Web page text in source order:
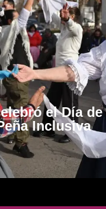
el Día
Inclusiva